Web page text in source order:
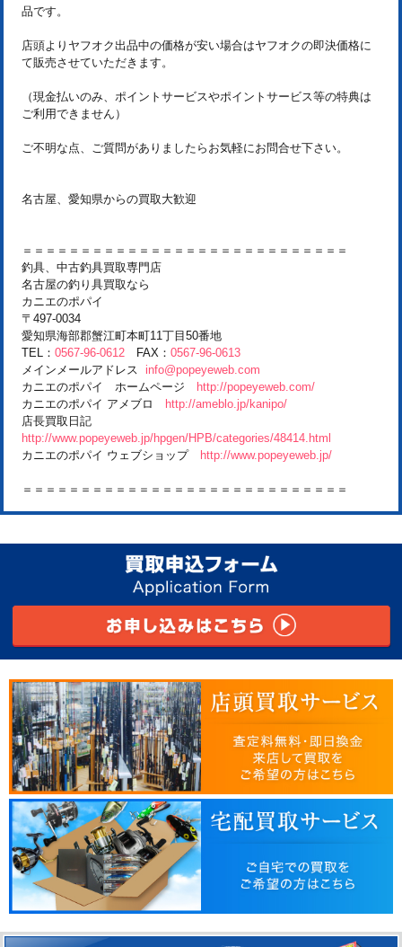
品です。
店頭よりヤフオク出品中の価格が安い場合はヤフオクの即決価格に
て販売させていただきます。
（現金払いのみ、ポイントサービスやポイントサービス等の特典は
ご利用できません）
ご不明な点、ご質問がありましたらお気軽にお問合せ下さい。
名古屋、愛知県からの買取大歓迎
＝＝＝＝＝＝＝＝＝＝＝＝＝＝＝＝＝＝＝＝＝＝＝＝＝＝＝＝
釣具、中古釣具買取専門店
名古屋の釣り具買取なら
カニエのポパイ
〒497-0034
愛知県海部郡蟹江町本町11丁目50番地
TEL： 0567-96-0612 FAX： 0567-96-0613
メインメールアドレス
info@popeyeweb.com
カニエのポパイ ホームページ http://popeyeweb.com/
カニエのポパイ アメブロ http://ameblo.jp/kanipo/
店長買取日記
http://www.popeyeweb.jp/hpgen/HPB/categories/48414.html
カニエのポパイ ウェブショップ http://www.popeyeweb.jp/
＝＝＝＝＝＝＝＝＝＝＝＝＝＝＝＝＝＝＝＝＝＝＝＝＝＝＝＝